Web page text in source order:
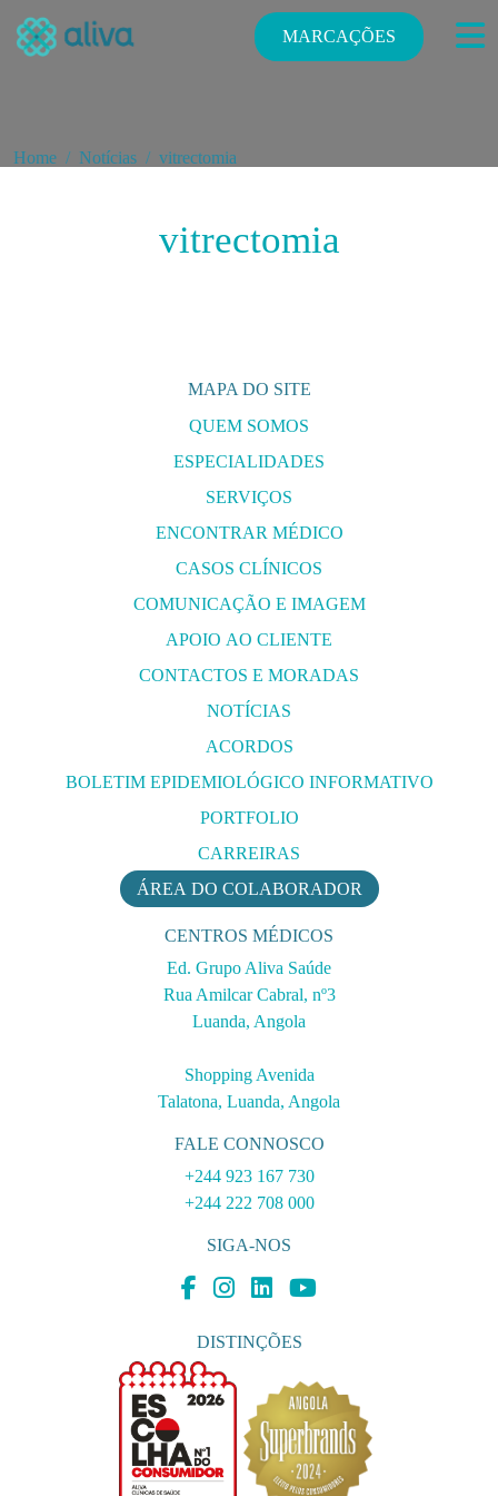
MARCAÇÕES
Home Notícias vitrectomia
vitrectomia
MAPA DO SITE
QUEM SOMOS
ESPECIALIDADES
SERVIÇOS
ENCONTRAR MÉDICO
CASOS CLÍNICOS
COMUNICAÇÃO E IMAGEM
APOIO AO CLIENTE
CONTACTOS E MORADAS
NOTÍCIAS
ACORDOS
BOLETIM EPIDEMIOLÓGICO INFORMATIVO
PORTFOLIO
CARREIRAS
ÁREA DO COLABORADOR
CENTROS MÉDICOS
Ed. Grupo Aliva Saúde
Rua Amilcar Cabral, nº3
Luanda, Angola
Shopping Avenida
Talatona, Luanda, Angola
FALE CONNOSCO
+244 923 167 730
+244 222 708 000
SIGA-NOS
DISTINÇÕES